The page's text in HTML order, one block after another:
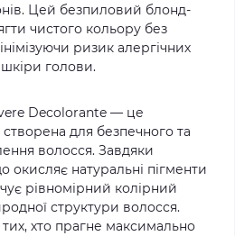
Цей безпиловий блонд-
чистого кольору без
ризик алергічних
голови.
Decolorante — це
для безпечного та
волосся. Завдяки
окисляє натуральні пігменти
рівномірний колірний
структури волосся.
тих, хто прагне максимально